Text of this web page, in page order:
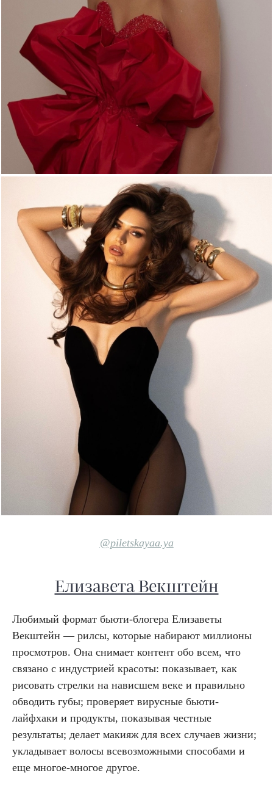
@piletskayaa.ya
Елизавета Векштейн
Любимый формат бьюти-блогера Елизаветы
Векштейн — рилсы, которые набирают миллионы
просмотров. Она снимает контент обо всем, что
связано с индустрией красоты: показывает, как
рисовать стрелки на нависшем веке и правильно
обводить губы; проверяет вирусные бьюти-
лайфхаки и продукты, показывая честные
результаты; делает макияж для всех случаев жизни;
укладывает волосы всевозможными способами и
еще многое-многое другое.